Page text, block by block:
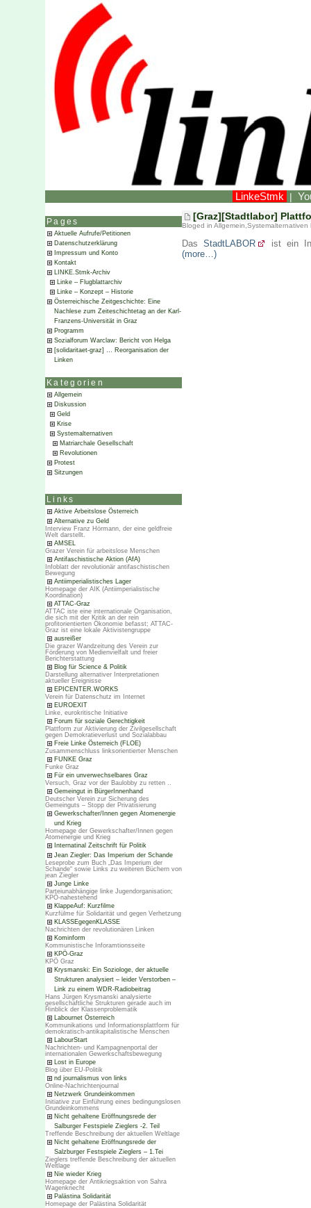
LinkeStmk |
Pages
Aktuelle Aufrufe/Petitionen
Datenschutzerklärung
Impressum und Konto
Kontakt
LINKE.Stmk-Archiv
Linke – Flugblattarchiv
Linke – Konzept – Historie
Österreichische Zeitgeschichte: Eine
Nachlese zum Zeiteschichtetag an der Karl-
Franzens-Universität in Graz
Programm
Sozialforum Warclaw: Bericht von Helga
[solidaritaet-graz] … Reorganisation der
Linken
Kategorien
Allgemein
Diskussion
Geld
Krise
Systemalternativen
Matriarchale Gesellschaft
Revolutionen
Protest
Sitzungen
Links
Aktive Arbeitslose Österreich
Alternative zu Geld
Interview Franz Hörmann, der eine geldfreie
Welt darstellt.
AMSEL
Grazer Verein für arbeitslose Menschen
Antifaschistische Aktion (AfA)
Infoblatt der revolutionär antifaschistischen
Bewegung
Antiimperialistisches Lager
Homepage der AIK (Antiimperialistische
Koordination)
ATTAC-Graz
ATTAC iste eine internationale Organisation,
die sich mit der Kritik an der rein
profitorientierten Ökonomie befasst; ATTAC-
Graz ist eine lokale Aktivistengruppe
ausreißer
Die grazer Wandzeitung des Verein zur
Förderung von Medienvielfalt und freier
Berichterstattung
Blog für Science & Politik
Darstellung alternativer Interpretationen
aktueller Ereignisse
EPICENTER.WORKS
Verein für Datenschutz im Internet
EUROEXIT
Linke, eurokritische Initiative
Forum für soziale Gerechtigkeit
Plattform zur Aktivierung der Zivilgesellschaft
gegen Demokratieverlust und Sozialabbau
Freie Linke Österreich (FLOE)
Zusammenschluss linksorientierter Menschen
FUNKE Graz
Funke Graz
Für ein unverwechselbares Graz
Versuch, Graz vor der Baulobby zu retten ..
Gemeingut in BürgerInnenhand
Deutscher Verein zur Sicherung des
Gemeinguts – Stopp der Privatisierung
Gewerkschafter/Innen gegen Atomenergie
und Krieg
Homepage der Gewerkschafter/Innen gegen
Atomenergie und Krieg
Internatinal Zeitschrift für Politik
Jean Ziegler: Das Imperium der Schande
Leseprobe zum Buch „Das Imperium der
Schande“ sowie Links zu weiteren Büchern von
jean Ziegler
Junge Linke
Parteiunabhängige linke Jugendorganisation;
KPÖ-nahestehend
KlappeAuf: Kurzfilme
Kurzfülme für Solidarität und gegen Verhetzung
KLASSEgegenKLASSE
Nachrichten der revolutionären Linken
Kominform
Kommunistische Inforamtionsseite
KPÖ-Graz
KPÖ Graz
Krysmanski: Ein Soziologe, der aktuelle
Strukturen analysiert – leider Verstorben –
Link zu einem WDR-Radiobeitrag
Hans Jürgen Krysmanski analysierte
gesellschaftliche Strukturen gerade auch im
Hinblick der Klassenproblematik
Labournet Österreich
Kommunikations und Informationsplattform für
demokratisch-antikapitalistische Menschen
LabourStart
Nachrichten- und Kampagnenportal der
internationalen Gewerkschaftsbewegung
Lost in Europe
Blog über EU-Politik
nd journalismus von links
Online-Nachrichtenjournal
Netzwerk Grundeinkommen
Initiative zur Einführung eines bedingungslosen
Grundeinkommens
Nicht gehaltene Eröffnungsrede der
Salburger Festspiele Zieglers -2. Teil
Treffende Beschreibung der aktuellen Weltlage
Nicht gehaltene Eröffnungsrede der
Salzburger Festspiele Zieglers – 1.Tei
Zieglers treffende Beschreibung der aktuellen
Weltlage
Nie wieder Krieg
Homepage der Antikriegsaktion von Sahra
Wagenknecht
Palästina Solidarität
Homepage der Palästina Solidarität
[Graz][Stadtlabor]
Bloged in Allgemein Systemalternativen
DasStadtLABOR
ist ein
(more…)